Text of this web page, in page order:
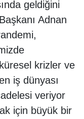
geldiğini
Adnan
krizler ve
iş dünyası
veriyor
için büyük bir